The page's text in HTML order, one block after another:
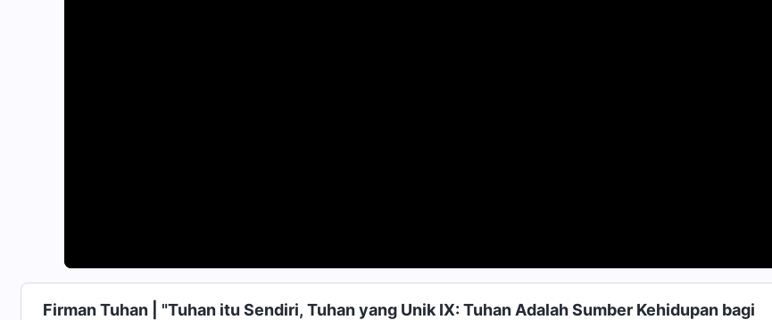
Firman Tuhan | "Tuhan itu Sendiri, Tuhan yang Unik IX: Tuhan Adalah Sumber Kehidupan bagi